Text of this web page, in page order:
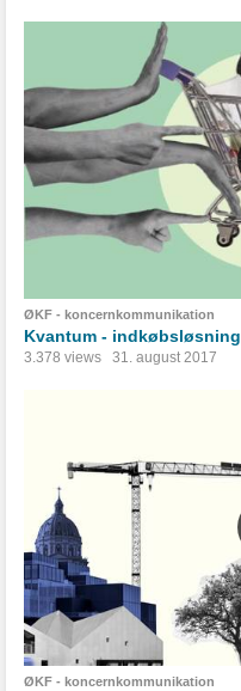
ØKF - koncernkommunikation
Kvantum - indkøbsløsning
3.378 views 31. august 2017
ØKF - koncernkommunikation